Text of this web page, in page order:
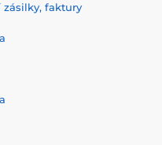
zásilky, faktury